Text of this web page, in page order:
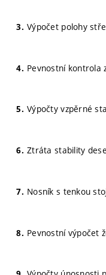
Výpočet polohy
Pevnostní kontrola
Výpočty vzpěrné
Ztráta stability
Nosník s tenkou
Pevnostní výpočet